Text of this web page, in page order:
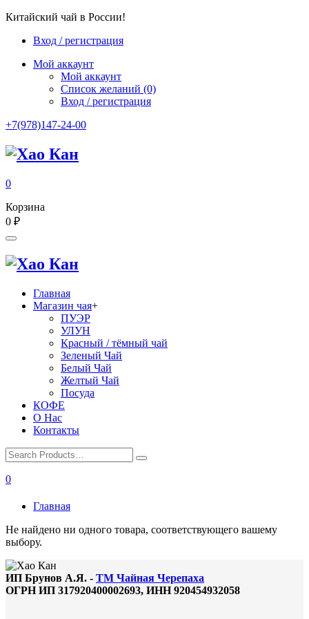
Китайский чай в России!
Вход / регистрация
Мой аккаунт
Мой аккаунт
Список желаний (0)
Вход / регистрация
+7(978)147-24-00
0
Корзина
0 ₽
Главная
Магазин чая+
ПУЭР
УЛУН
Красный / тёмный чай
Зеленый Чай
Белый Чай
Желтый Чай
Посуда
КОФЕ
О Нас
Контакты
0
Главная
Не найдено ни одного товара, соответствующего вашему
выбору.
ИП Брунов А.Я. - ТМ Чайная Черепаха
ОГРН ИП 317920400002693, ИНН 920454932058